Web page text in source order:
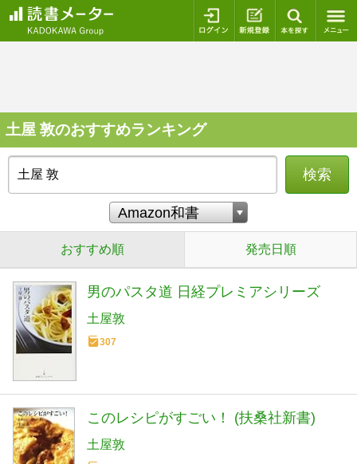
ログイン 新規登録
土屋 敦のおすすめランキング
検索
おすすめ順 発売日順
男のパスタ道 日経プレミアシリーズ
土屋敦
307
このレシピがすごい！ (扶桑社新書)
土屋敦